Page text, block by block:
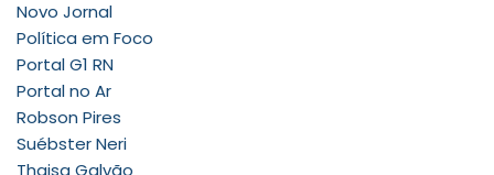
Novo Jornal
Política em Foco
Portal G1 RN
Portal no Ar
Robson Pires
Suébster Neri
Thaisa Galvão